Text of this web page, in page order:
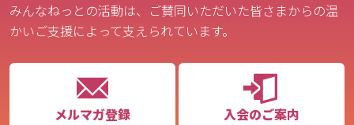
みんなねっとの活動は、ご賛同いただいた皆さまからの温
かいご支援によって支えられています。
メルマガ登録 入会のご案内